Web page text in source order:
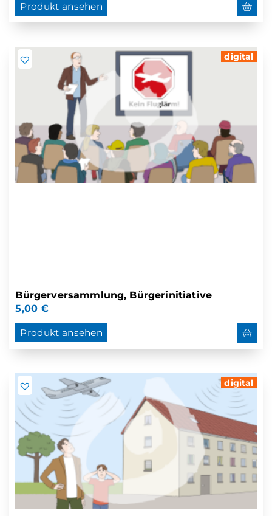
Produkt ansehen
digital
Bürgerversammlung, Bürgerinitiative
5,00€
Produkt ansehen
digital